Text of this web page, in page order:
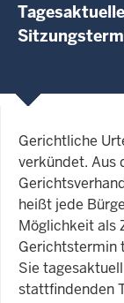
Gerichtliche
verkündet. Aus
heißt jede
Möglichkeit als
Gerichtstermin
Sie
stattfindenden